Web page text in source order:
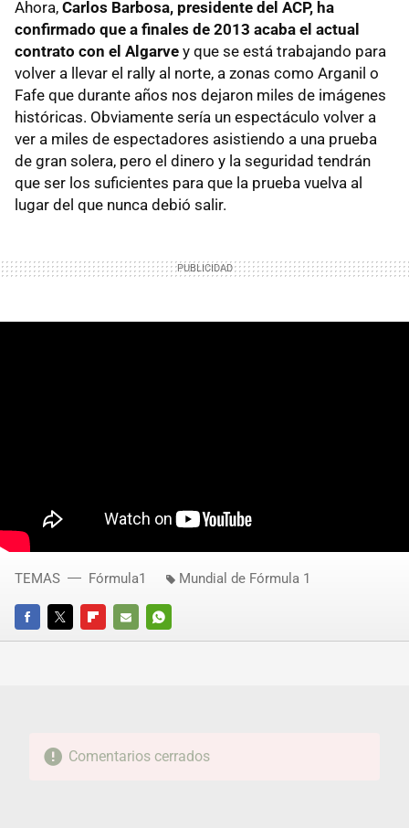
Ahora, Carlos Barbosa, presidente del ACP, ha
confirmado que a finales de 2013 acaba el actual
contrato con el Algarve y que se está trabajando para
volver a llevar el rally al norte, a zonas como Arganil o
Fafe que durante años nos dejaron miles de imágenes
históricas. Obviamente sería un espectáculo volver a
ver a miles de espectadores asistiendo a una prueba
de gran solera, pero el dinero y la seguridad tendrán
que ser los suficientes para que la prueba vuelva al
lugar del que nunca debió salir.
FACEBOOKTWITTERFLIPBOARD
E-
WHATSAPP
TEMAS Fórmula1 Mundial de Fórmula 1
Comentarios cerrados